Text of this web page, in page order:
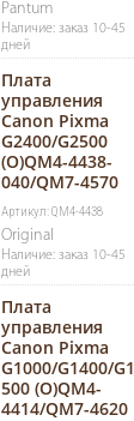
Pantum
Наличие: заказ 10-45
дней
Плата
управления
Canon Pixma
G2400/G2500
(O)QM4-4438-
040/QM7-4570
Артикул: QM4-4438
Original
Наличие: заказ 10-45
дней
Плата
управления
Canon Pixma
G1000/G1400/G1
500 (O)QM4-
4414/QM7-4620